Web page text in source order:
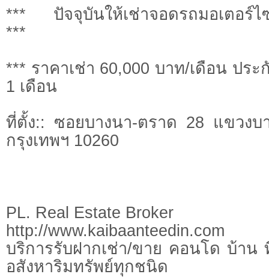
*** ปัจจุบันให้เช่าจอดรถมอเตอร์ไ
***
*** ราคาเช่า 60,000 บาท/เดือน ปร
1 เดือน
ที่ตั้ง:: ซอยบางนา-ตราด 28 แขวงบ
กรุงเทพฯ 10260
PL. Real Estate Broker
http://www.kaibaanteedin.com
บริการรับฝากเช่า/ขาย คอนโด บ้าน
อสังหาริมทรัพย์ทุกชนิด